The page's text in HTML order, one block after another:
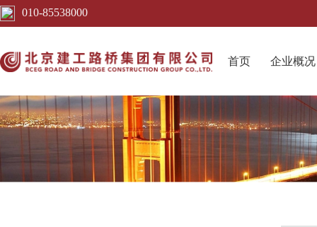
010-85538000
首页 企业概况